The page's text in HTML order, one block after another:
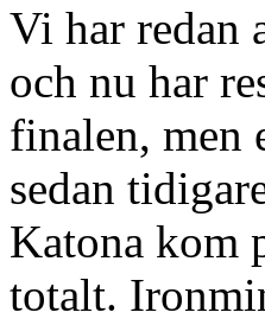
Vi har redan
och nu har
finalen, men
sedan
Katona kom
totalt.